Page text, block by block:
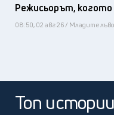
Режисьорът, когото
08:50, 02 авг 26 / Младите
Топ истории